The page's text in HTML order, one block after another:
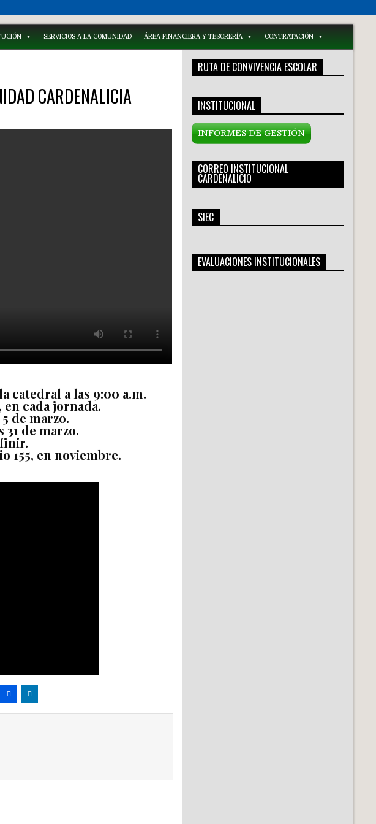
SERVICIOS A LA COMUNIDAD ÁREA FINANCIERA Y TESORERÍA CONTRATACIÓN
CARDENALICIA
catedral a las 9:00 a.m.
en cada jornada.
de marzo.
de marzo.
155, en noviembre.
RUTA DE CONVIVENCIA ESCOLAR
INSTITUCIONAL
INFORMES DE GESTIÓN
CORREO INSTITUCIONAL
CARDENALICIO
SIEC
EVALUACIONES INSTITUCIONALES